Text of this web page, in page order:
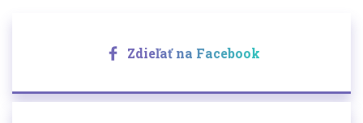
Zdieľať na Facebook